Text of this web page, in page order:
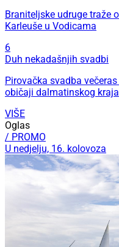
Braniteljske udruge traže
Karleuše u Vodicama
6
Duh nekadašnjih svadbi
Pirovačka svadba
običaji dalmatinskog kraja
VIŠE
Oglas
/ PROMO
U nedjelju, 16. kolovoza